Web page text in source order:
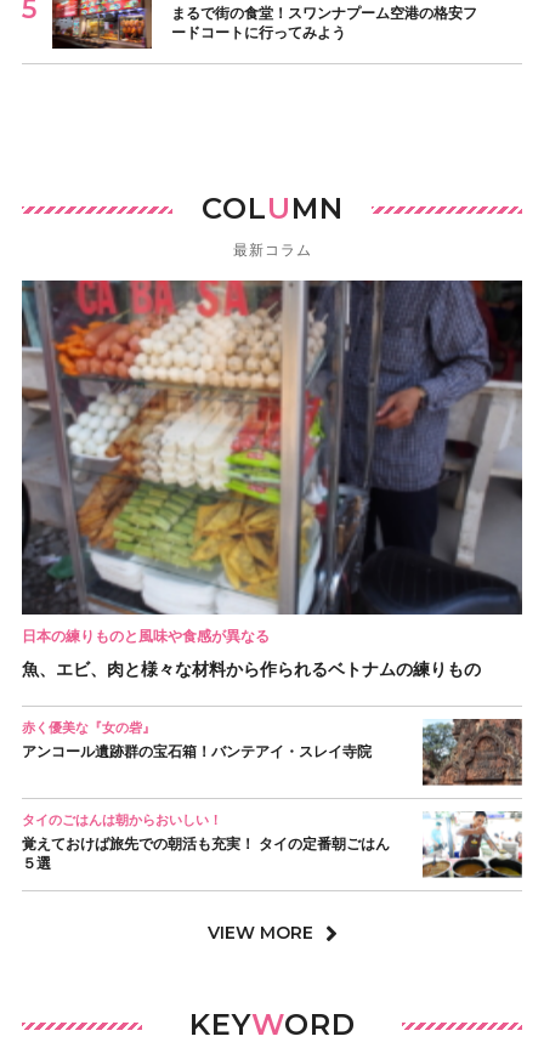
まるで街の食堂！スワンナプーム空港の格安フ
ードコートに行ってみよう
COLUMN
最新コラム
日本の練りものと風味や食感が異なる
魚、エビ、肉と様々な材料から作られるベトナムの練りもの
赤く優美な『女の砦』
アンコール遺跡群の宝石箱！バンテアイ・スレイ寺院
タイのごはんは朝からおいしい！
覚えておけば旅先での朝活も充実！ タイの定番朝ごはん
５選
VIEW MORE
KEYWORD